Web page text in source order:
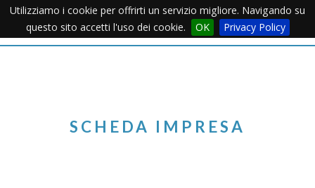
Utilizziamo i cookie per offrirti un servizio migliore. Navigando su
questo sito accetti l'uso dei cookie.
OK Privacy PolicyMenu
SCHEDA IMPRESA